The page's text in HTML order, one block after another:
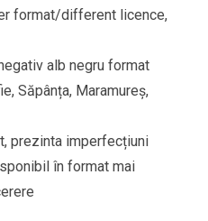
format/different licence,
alb negru format
Săpânța, Maramureș,
prezinta imperfecțiuni
în format mai